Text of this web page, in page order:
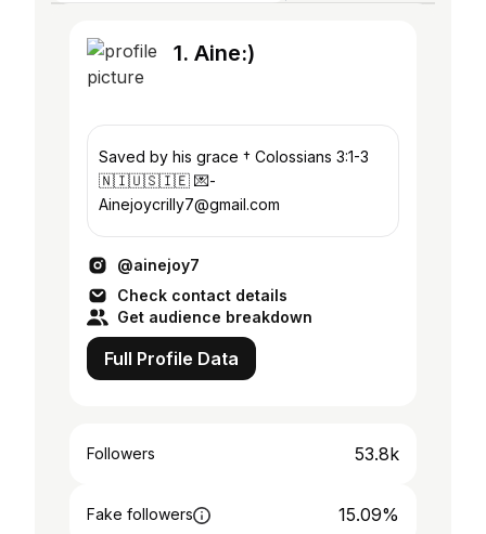
1. Aine:)
Saved by his grace † Colossians 3:1-3
🇳🇮🇺🇸🇮🇪 💌-
Ainejoycrilly7@gmail.com
@ainejoy7
Check contact details
Get audience breakdown
Full Profile Data
Followers 53.8k
Fake followers 15.09%